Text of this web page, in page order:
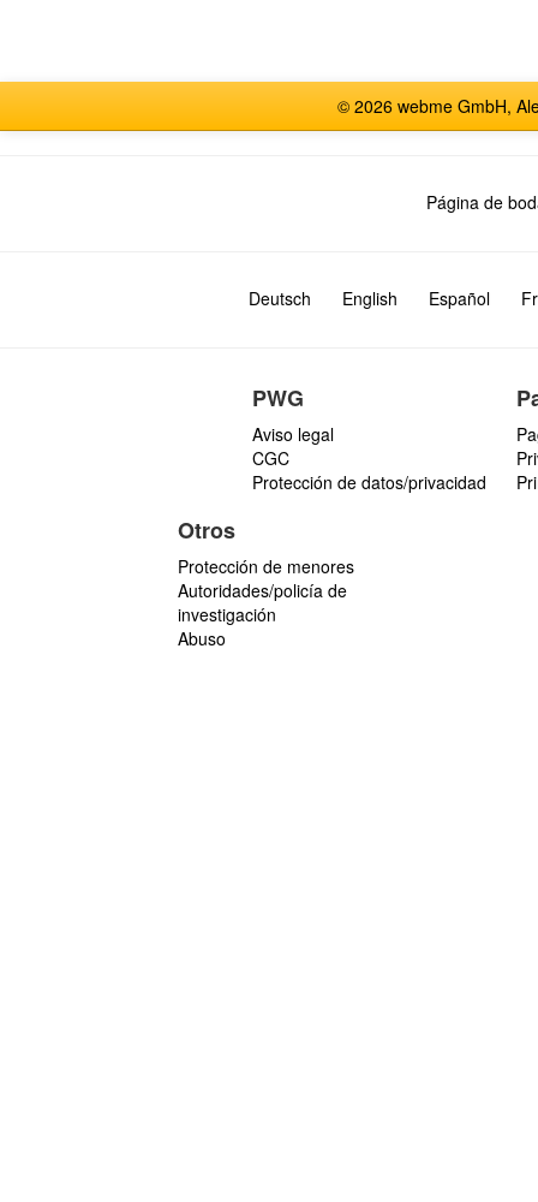
© 2026 webme GmbH,
Página de
Deutsch English Español
PWG
Aviso legal
CGC
Protección de datos/privacidad
Otros
Protección de menores
Autoridades/policía de
investigación
Abuso